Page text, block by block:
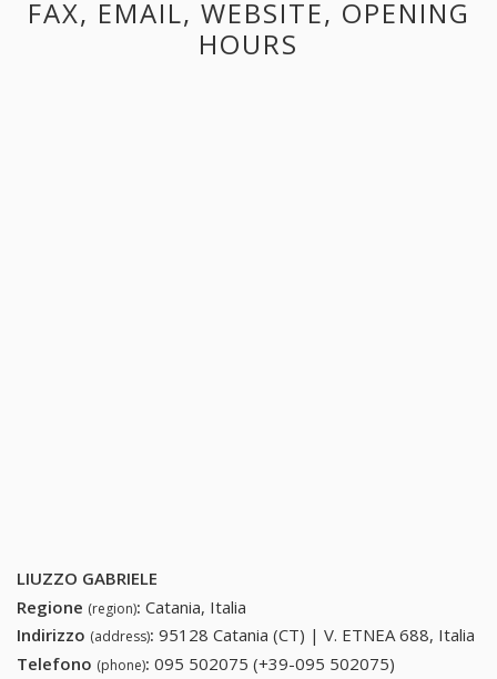
FAX, EMAIL, WEBSITE, OPENING
HOURS
LIUZZO GABRIELE
Regione (region): Catania, Italia
Indirizzo (address): 95128 Catania (CT) | V. ETNEA 688, Italia
Telefono (phone): 095 502075 (+39-095 502075)